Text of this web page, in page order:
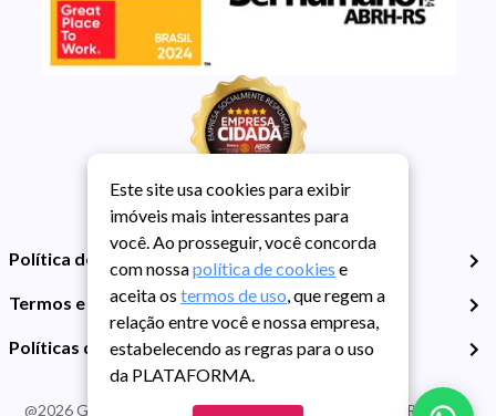
Política de Privacidade
Termos e Condições de Uso
Políticas de Cookies
@2026Guarida Imóvel. Todos os direitos reservados. CRECI RS -
Este site usa cookies para exibir
imóveis mais interessantes para
você. Ao prosseguir, você concorda
com nossapolítica de cookies e
aceita os termos de uso, que regem a
relação entre você e nossa empresa,
estabelecendo as regras para o uso
da PLATAFORMA.